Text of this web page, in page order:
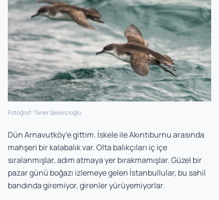
Fotoğraf: Taner Şekercioğlu
Dün Arnavutköy’e gittim. İskele ile Akıntıburnu arasında
mahşeri bir kalabalık var. Olta balıkçıları iç içe
sıralanmışlar, adım atmaya yer bırakmamışlar. Güzel bir
pazar günü boğazı izlemeye gelen İstanbullular, bu sahil
bandında giremiyor, girenler yürüyemiyorlar.